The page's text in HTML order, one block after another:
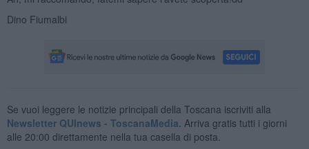
Dino Fiumalbi
Se vuoi leggere le notizie principali della Toscana iscriviti alla
Newsletter QUInews - ToscanaMedia. Arriva gratis tutti i giorni
alle 20:00 direttamente nella tua casella di posta.